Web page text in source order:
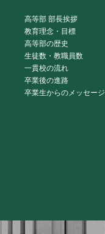
高等部 部長挨拶
教育理念・目標
高等部の歴史
生徒数・教職員数
一貫校の流れ
卒業後の進路
卒業生からのメッセージ